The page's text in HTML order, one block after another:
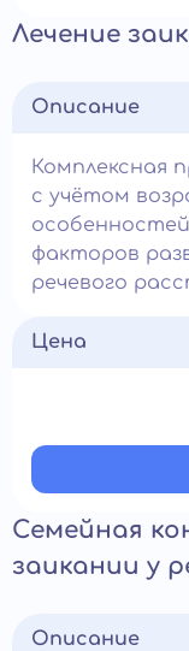
Лечение
Описание
Комплексная
с учётом
факторов
речевого
Цена
Семейная
заикании у
Описание